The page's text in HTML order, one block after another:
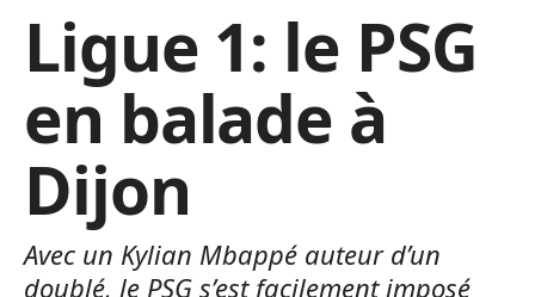
Ligue 1: le PSG
en balade à
Dijon
Avec un Kylian Mbappé auteur d’un
doublé, le PSG s’est facilement imposé